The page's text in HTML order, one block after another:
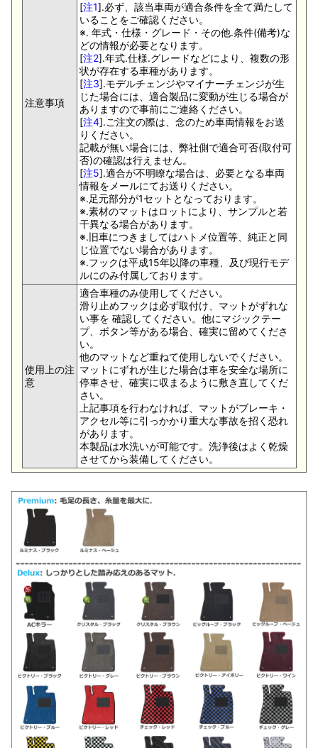
注意事項
[注1].必ず、該当車両が適合条件を全て満たして
いることをご確認ください。
※. 年式・仕様・グレード・その他.条件(備考)な
どの情報が必要となります。
[注2].年式.仕様.グレードなどにより、複数の形
状が存在する車種があります。
[注3].モデルチェンジやマイナーチェンジが生
じた場合には、適合製品に変動が生じる場合が
ありますので事前にご連絡ください。
[注4].ご注文の際は、念のため車両情報をお送
りください。
記載が無い場合には、弊社側で適合可否(取付可
否)の確認は行えません。
[注5].適合が不明瞭な場合は、必要となる車両
情報をメールにてお送りください。
※.足元部分が1セットとなっております。
※.素材のマットはロットにより、サンプルと若
干異なる場合があります。
※.旧車につきましてはハトメ位置等、純正と同
じ位置でない場合があります。
※.フックは平成15年以降の車種、及び現行モデ
ルにのみ付属しております。
使用上の注
意
適合車種のみ使用してください。
滑り止めフックは必ず取付け、マットがずれな
い事を 確認してください。他にマジックテー
プ、ボタン等がある場合、確実に留めてくださ
い。
他のマットなど重ねて使用しないでください。
マットにずれが生じた場合は車を安全な場所に
停車させ、確実に収まるように敷き直してくだ
さい。
上記事項を行わなければ、マットがブレーキ・
アクセル等に引っかかり重大な事故を招く恐れ
があります。
本製品は水洗いが可能です。洗浄後はよく乾燥
させてから装備してください。